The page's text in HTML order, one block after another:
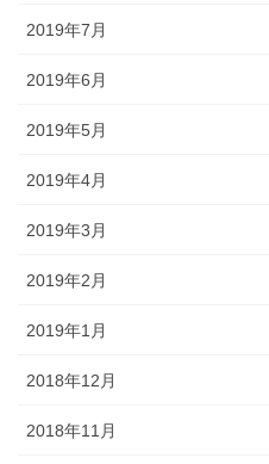
2019年7月
2019年6月
2019年5月
2019年4月
2019年3月
2019年2月
2019年1月
2018年12月
2018年11月